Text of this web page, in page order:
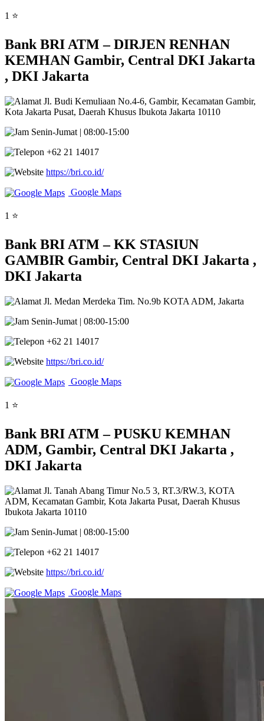
1 ⭐
Bank BRI ATM – DIRJEN RENHAN
KEMHAN Gambir, Central DKI Jakarta
, DKI Jakarta
Jl. Budi Kemuliaan No.4-6, Gambir, Kecamatan Gambir,
Kota Jakarta Pusat, Daerah Khusus Ibukota Jakarta 10110
Senin-Jumat | 08:00-15:00
+62 21 14017
https://bri.co.id/
Google Maps
1 ⭐
Bank BRI ATM – KK STASIUN
GAMBIR Gambir, Central DKI Jakarta ,
DKI Jakarta
Jl. Medan Merdeka Tim. No.9b KOTA ADM, Jakarta
Senin-Jumat | 08:00-15:00
+62 21 14017
https://bri.co.id/
Google Maps
1 ⭐
Bank BRI ATM – PUSKU KEMHAN
ADM, Gambir, Central DKI Jakarta ,
DKI Jakarta
Jl. Tanah Abang Timur No.5 3, RT.3/RW.3, KOTA
ADM, Kecamatan Gambir, Kota Jakarta Pusat, Daerah Khusus
Ibukota Jakarta 10110
Senin-Jumat | 08:00-15:00
+62 21 14017
https://bri.co.id/
Google Maps